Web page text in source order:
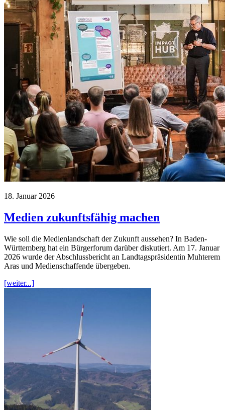
18. Januar 2026
Medien zukunftsfähig machen
Wie soll die Medienlandschaft der Zukunft aussehen? In Baden-
Württemberg hat ein Bürgerforum darüber diskutiert. Am 17. Januar
2026 wurde der Abschlussbericht an Landtagspräsidentin Muhterem
Aras und Medienschaffende übergeben.
[weiter...]